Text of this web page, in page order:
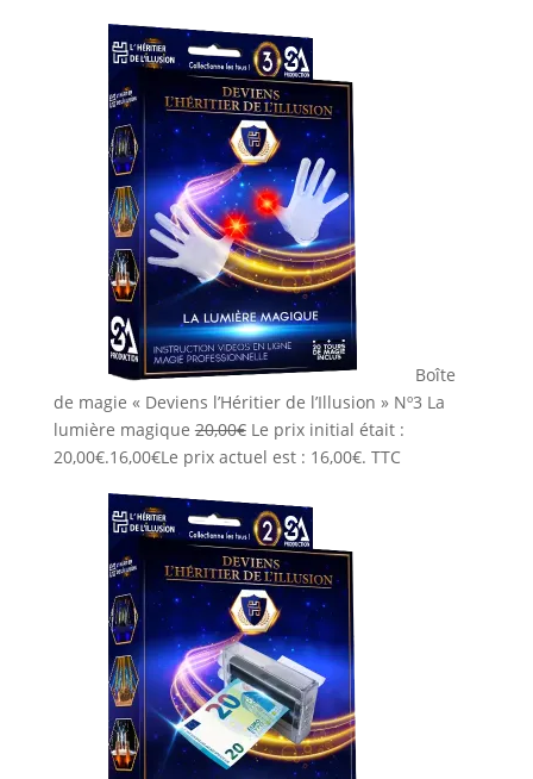
Boîte
de magie « Deviens l’Héritier de l’Illusion » Nº3 La
lumière magique 20,00€ Le prix initial était :
20,00€.16,00€Le prix actuel est : 16,00€. TTC